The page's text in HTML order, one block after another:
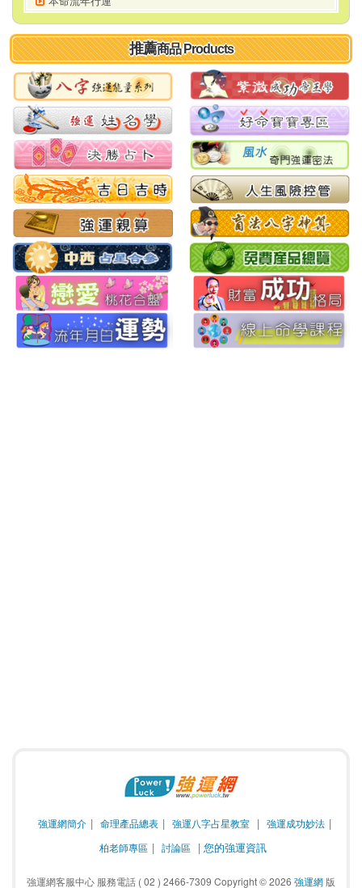
推薦商品 Products
強運網簡介 命理產品總表 強運八字占星教室
強運成功妙法
柏老師專區
討論區 您的強運資訊
強運網客服中心 服務電話 ( 02 ) 2466-7309 Copyright ©2026 強運網 版